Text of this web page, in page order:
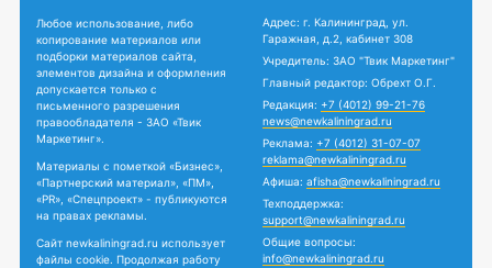
Любое использование, либо
копирование материалов или
подборки материалов сайта,
элементов дизайна и оформления
допускается только с
письменного разрешения
правообладателя - ЗАО «Твик
Маркетинг».
Материалы с пометкой «Бизнес»,
«Партнерский материал», «ПМ»,
«PR», «Спецпроект» - публикуются
на правах рекламы.
Сайт newkaliningrad.ru использует
файлы cookie. Продолжая работу
Адрес: г. Калининград, ул.
Гаражная, д.2, кабинет 308
Учредитель: ЗАО "Твик Маркетинг"
Главный редактор: Обрехт О.Г.
Редакция: +7 (4012) 99-21-76
news@newkaliningrad.ru
Реклама: +7 (4012) 31-07-07
reklama@newkaliningrad.ru
Афиша: afisha@newkaliningrad.ru
Техподдержка:
support@newkaliningrad.ru
Общие вопросы:
info@newkaliningrad.ru